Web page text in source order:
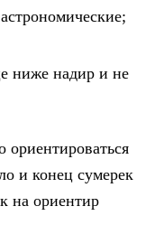
ниже надир и не
ориентироваться
и конец сумерек
на ориентир